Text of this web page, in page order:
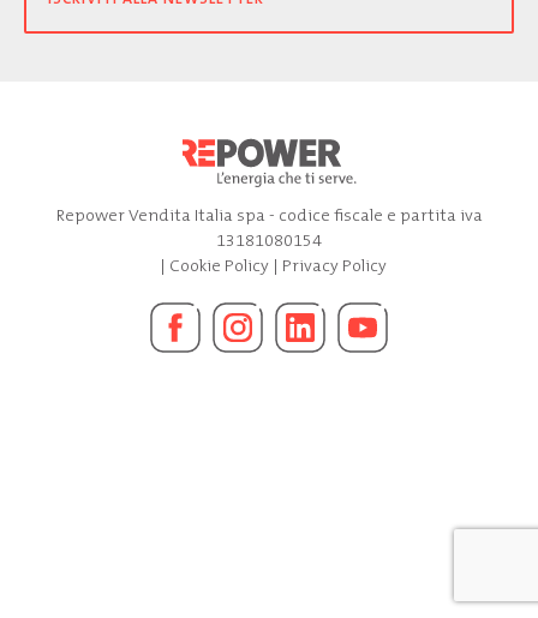
Repower Vendita Italia spa - codice fiscale e partita iva
13181080154
| Cookie Policy| Privacy Policy